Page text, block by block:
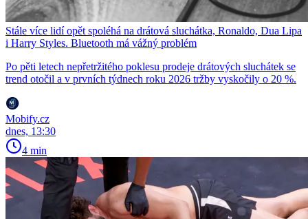
Stále více lidí opět spoléhá na drátová sluchátka, Ronaldo, Dua Lipa
i Harry Styles. Bluetooth má vážný problém
Po pěti letech nepřetržitého poklesu prodeje drátových sluchátek se
trend otočil a v prvních týdnech roku 2026 tržby vyskočily o 20 %.
Mobify.cz
dnes, 13:30
4 min